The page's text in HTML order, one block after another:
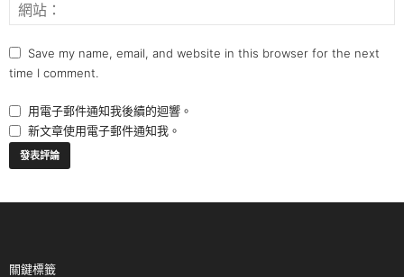
Save my name, email, and website in this browser for the next
time I comment.
用電子郵件通知我後續的迴響。
新文章使用電子郵件通知我。
關鍵標籤